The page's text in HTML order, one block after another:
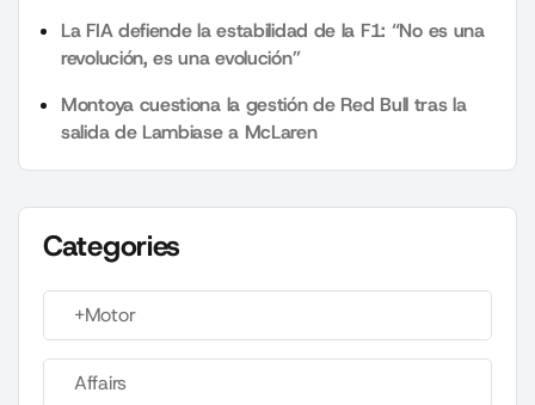
La FIA defiende la estabilidad de la F1: “No es una
revolución, es una evolución”
Montoya cuestiona la gestión de Red Bull tras la
salida de Lambiase a McLaren
Categories
+Motor
Affairs